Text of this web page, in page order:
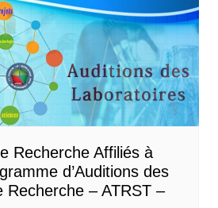
Recherche Affiliés à
d’Auditions des
Recherche – ATRST –